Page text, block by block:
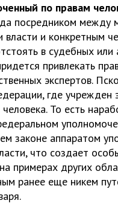
по правам
посредником между
власти и конкретным
в судебных или
привлекать
экспертов.
где учрежден
То есть
законе аппаратом
что создает
примерах других
ранее еще никем